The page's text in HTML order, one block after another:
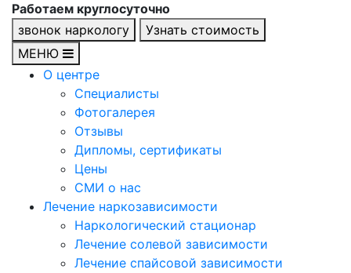
Работаем круглосуточно
звонок наркологу
Узнать стоимость
МЕНЮ
О центре
Специалисты
Фотогалерея
Отзывы
Дипломы, сертификаты
Цены
СМИ о нас
Лечение наркозависимости
Наркологический стационар
Лечение солевой зависимости
Лечение спайсовой зависимости